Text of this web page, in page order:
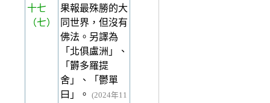
十七
（七）
果報最殊勝的大
同世界，但沒有
佛法。另譯為
「北俱盧洲」、
「欝多羅提
舍」、「鬱單
曰」。
(2024年11